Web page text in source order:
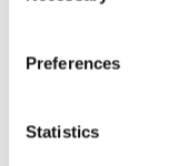
Preferences
Statistics